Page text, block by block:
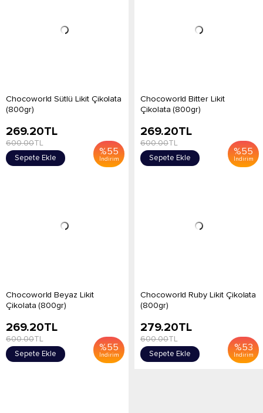
Chocoworld Sütlü Likit Çikolata
(800gr)
%55
İndirim
269.20TL
600.00TL
Sepete Ekle
Chocoworld Bitter Likit
Çikolata (800gr)
%55
İndirim
269.20TL
600.00TL
Sepete Ekle
Chocoworld Beyaz Likit
Çikolata (800gr)
%55
İndirim
269.20TL
600.00TL
Sepete Ekle
Chocoworld Ruby Likit Çikolata
(800gr)
%53
İndirim
279.20TL
600.00TL
Sepete Ekle